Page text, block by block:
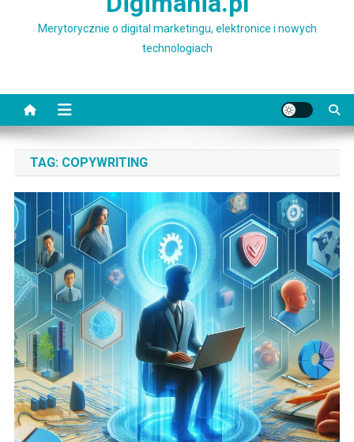
Merytorycznie o digital marketingu, elektronice i nowych
technologiach
TAG: COPYWRITING